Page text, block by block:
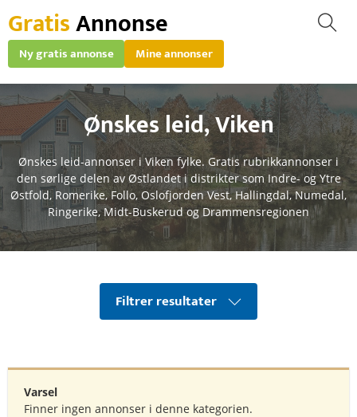
GratisAnnonse
Ny gratis annonse Mine annonser
Ønskes leid,Viken
Ønskes leid-annonser i Viken fylke. Gratis rubrikkannonser i
den sørlige delen av Østlandet i distrikter som Indre- og Ytre
Østfold, Romerike, Follo, Oslofjorden Vest, Hallingdal, Numedal,
Ringerike, Midt-Buskerud og Drammensregionen
Filtrer resultater
Varsel
Finner ingen annonser i denne kategorien.